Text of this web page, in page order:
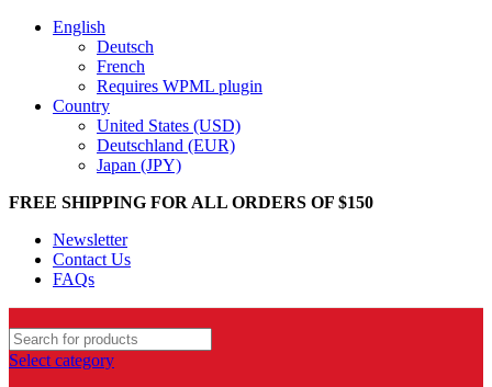
English
Deutsch
French
Requires WPML plugin
Country
United States (USD)
Deutschland (EUR)
Japan (JPY)
FREE SHIPPING FOR ALL ORDERS OF $150
Newsletter
Contact Us
FAQs
Select category